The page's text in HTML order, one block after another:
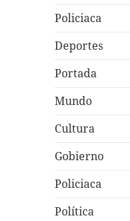
Policiaca
Deportes
Portada
Mundo
Cultura
Gobierno
Policiaca
Política